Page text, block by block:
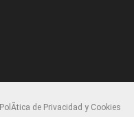
PolÃ­tica de Privacidad y Cookies